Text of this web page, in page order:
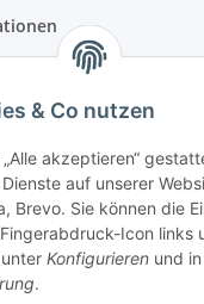
& Co nutzen
akzeptieren“
auf unserer
Brevo. Sie können die
Icon links
Konfigurieren und
.